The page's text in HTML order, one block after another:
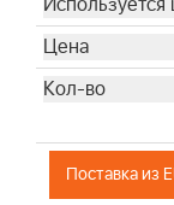
Поставка из